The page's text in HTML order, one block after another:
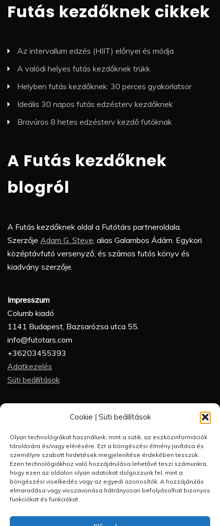
Cookie | Süti beállítások
Olyan technológiákat használunk, mint a sütik, az eszközinformációk
tárolására és/vagy elérésére. Ezt a böngészési élmény javítása és
személyre szabott hirdetések megjelenítése érdekében tesszük.
Ezen technológiákhoz való hozzájárulása lehetővé teszi számunkra,
hogy ezen az oldalon olyan adatokat dolgozzunk fel, mint a
böngészési viselkedés vagy az egyedi azonosítók. A hozzájárulás
elmaradása vagy visszavonása hátrányosan befolyásolhat bizonyos
funkciókat és funkciókat.
Futás kezdőknek cikkek
Az intervallum edzés (HIIT) előnyei és módja
A valódi helyes futás kezdőknek trükk
Helyben futás kezdőknek: 30 perces gyakorlatsor
Ideális 30 napos futás edzésterv kezdőknek
Bravúros 8 hetes edzésterv kezdő futóknak
A Futás kezdőknek
blogról
A Futás kezdőknek oldal a Futótárs partneroldala.
Szerzője Adam G. Steve, alias Galambos Ádám. Egykori
középtávfutó versenyző, és számos futós könyv és
kiadvány szerzője.
Impresszum
Columb kiadó
1141 Budapest, Bazsarózsa utca 55.
info@futotars.com
+36203455393
Adatkezelés
Süti beállítások
Futótárs blog
Futásakadémia
FutótárShop
Futórandi